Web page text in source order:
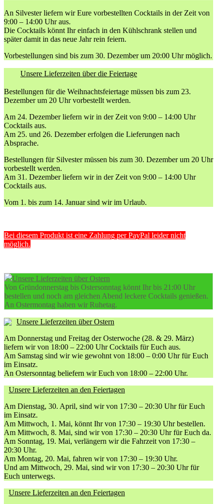
An Silvester liefern wir Eure vorbestellten Cocktails in der Zeit von
9:00 – 14:00 Uhr aus.
Die Cocktails könnt Ihr einfach in den Kühlschrank stellen und
später damit in das neue Jahr rein feiern.
Vorbestellungen sind bis zum 30. Dezember um 20:00 Uhr möglich.
Unsere Lieferzeiten über die Feiertage
Bestellungen für die Weihnachtsfeiertage müssen bis zum 23.
Dezember um 20 Uhr vorbestellt werden.
Am 24. Dezember liefern wir in der Zeit von 9:00 – 14:00 Uhr
Cocktails aus.
Am 25. und 26. Dezember erfolgen die Lieferungen nach
Absprache.
Bestellungen für Silvester müssen bis zum 30. Dezember um 20 Uhr
vorbestellt werden.
Am 31. Dezember liefern wir in der Zeit von 9:00 – 14:00 Uhr
Cocktails aus.
Vom 1. bis zum 14. Januar sind wir im Urlaub.
Bei diesem Produkt ist eine Zahlung per PayPal leider nicht
möglich.
Unsere Lieferzeiten über Ostern
Von Gründonnerstag bis Ostersonntag könnt Ihr bis 21:00 Uhr
bestellen und noch am gleichen Abend leckere Cocktails genießen.
An Ostermontag haben wir Ruhetag.
Unsere Lieferzeiten über Ostern
Am Donnerstag und Freitag der Osterwoche (28. & 29. März)
liefern wir von 18:00 – 22:00 Uhr Cocktails für Euch aus.
Am Samstag sind wir wie gewohnt von 18:00 – 0:00 Uhr für Euch
im Einsatz.
An Ostersonntag beliefern wir Euch von 18:00 – 22:00 Uhr.
Unsere Lieferzeiten an den Feiertagen
Am Dienstag, 30. April, sind wir von 17:30 – 20:30 Uhr für Euch
im Einsatz.
Am Mittwoch, 1. Mai, könnt Ihr von 17:30 – 19:30 Uhr bestellen.
Am Mittwoch, 8. Mai, sind wir von 17:30 – 20:30 Uhr für Euch da.
Am Sonntag, 19. Mai, verlängern wir die Fahrzeit von 17:30 –
20:30 Uhr.
Am Montag, 20. Mai, fahren wir von 17:30 – 19:30 Uhr.
Und am Mittwoch, 29. Mai, sind wir von 17:30 – 20:30 Uhr für
Euch unterwegs.
Unsere Lieferzeiten an den Feiertagen